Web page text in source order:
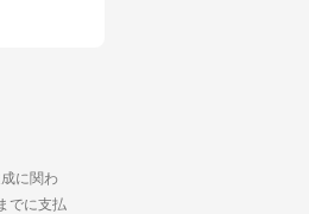
に関わ
でに支払